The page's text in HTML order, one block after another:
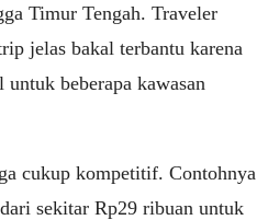
Timur Tengah. Traveler
jelas bakal terbantu karena
beberapa kawasan
cukup kompetitif. Contohnya
sekitar Rp29 ribuan untuk